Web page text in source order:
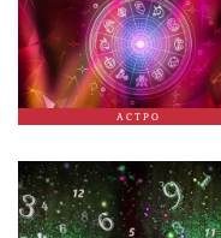
АСТРО